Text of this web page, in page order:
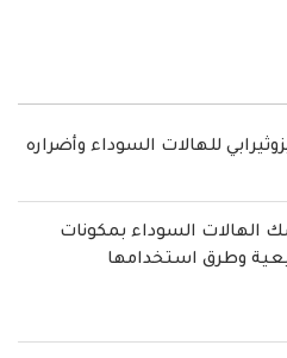
للهالات السوداء وأضراره
الهالات السوداء بمكونات
وطرق استخدامها